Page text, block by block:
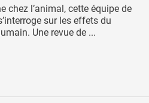
chez l’animal, cette équipe de
sur les effets du
Une revue de ...